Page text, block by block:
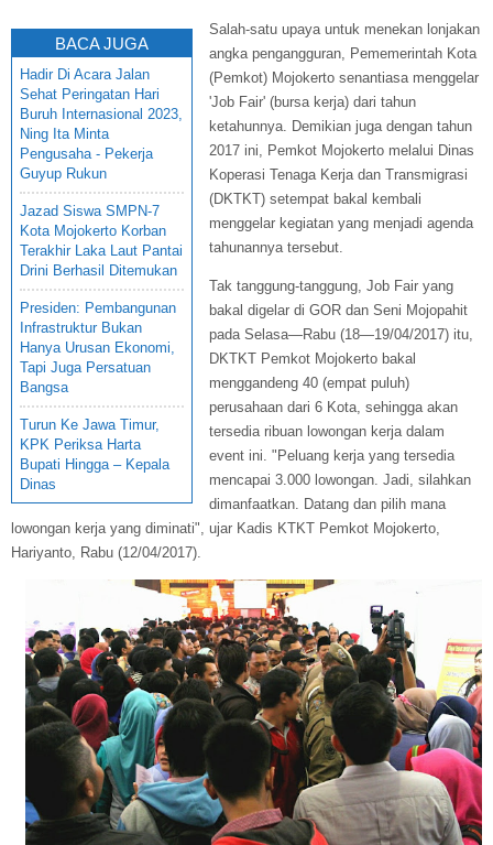
BACA JUGA
Hadir Di Acara Jalan
Sehat Peringatan Hari
Buruh Internasional 2023,
Ning Ita Minta
Pengusaha - Pekerja
Guyup Rukun
Jazad Siswa SMPN-7
Kota Mojokerto Korban
Terakhir Laka Laut Pantai
Drini Berhasil Ditemukan
Presiden: Pembangunan
Infrastruktur Bukan
Hanya Urusan Ekonomi,
Tapi Juga Persatuan
Bangsa
Turun Ke Jawa Timur,
KPK Periksa Harta
Bupati Hingga – Kepala
Dinas
Salah-satu upaya untuk menekan lonjakan
angka pengangguran, Pememerintah Kota
(Pemkot) Mojokerto senantiasa menggelar
'Job Fair' (bursa kerja) dari tahun
ketahunnya. Demikian juga dengan tahun
2017 ini, Pemkot Mojokerto melalui Dinas
Koperasi Tenaga Kerja dan Transmigrasi
(DKTKT) setempat bakal kembali
menggelar kegiatan yang menjadi agenda
tahunannya tersebut.
Tak tanggung-tanggung, Job Fair yang
bakal digelar di GOR dan Seni Mojopahit
pada Selasa—Rabu (18—19/04/2017) itu,
DKTKT Pemkot Mojokerto bakal
menggandeng 40 (empat puluh)
perusahaan dari 6 Kota, sehingga akan
tersedia ribuan lowongan kerja dalam
event ini. "Peluang kerja yang tersedia
mencapai 3.000 lowongan. Jadi, silahkan
dimanfaatkan. Datang dan pilih mana
lowongan kerja yang diminati", ujar Kadis KTKT Pemkot Mojokerto,
Hariyanto, Rabu (12/04/2017).